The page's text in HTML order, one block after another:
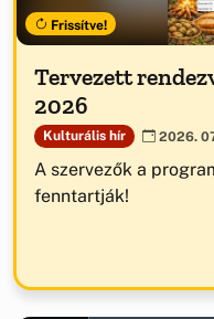
Frissítve!
Tervezett
2026
Kulturális hír 2026.
A szervezők a
fenntartják!